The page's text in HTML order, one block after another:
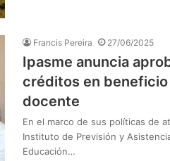
Francis Pereira 27/06/2025
Ipasme anuncia
créditos en
docente
En el marco de sus políticas de
Instituto de Previsión y
Educación…